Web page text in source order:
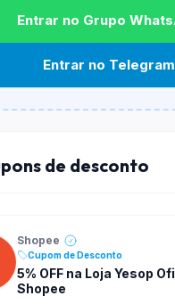
máximo?
ou sem limite.
em qualquer produto?
Depende de
ou produtos
Entrar no Grupo
Entrar no Telegram
de desconto
Shopee
Cupom de Desconto
5% OFF na Loja Yesop
Shopee